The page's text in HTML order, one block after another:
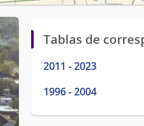
Tablas de
2011 - 2023
1996 - 2004